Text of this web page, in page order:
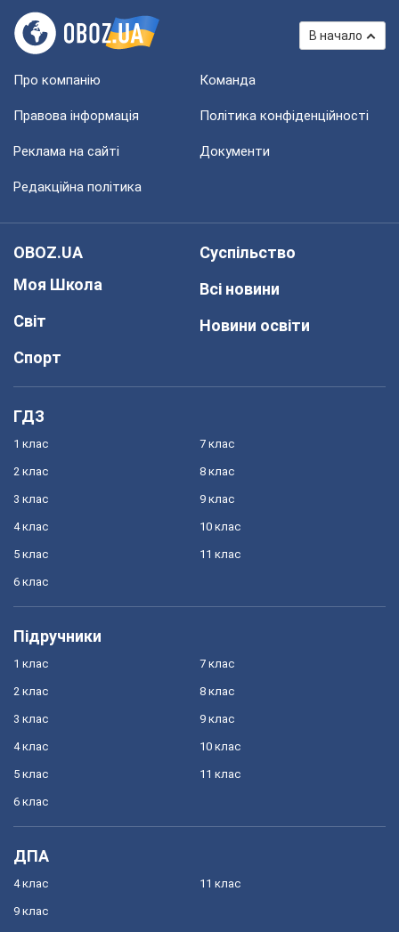
В начало
Про компанію Команда
Правова інформація Політика конфіденційності
Реклама на сайті Документи
Редакційна політика
OBOZ.UA
Моя Школа
Світ
Спорт
Суспільство
Всі новини
Новини освіти
ГДЗ
1 клас
2 клас
3 клас
4 клас
5 клас
6 клас
7 клас
8 клас
9 клас
10 клас
11 клас
Підручники
1 клас
2 клас
3 клас
4 клас
5 клас
6 клас
7 клас
8 клас
9 клас
10 клас
11 клас
ДПА
4 клас
9 клас
11 клас